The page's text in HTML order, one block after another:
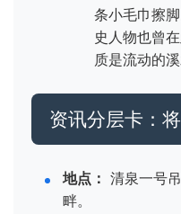
条小毛巾擦
史人物也曾
质是流动的
资讯分层卡：
地点： 清泉一号
畔。